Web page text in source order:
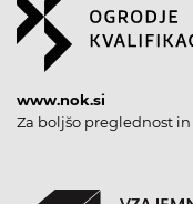
www.nok.si
Za boljšo preglednost